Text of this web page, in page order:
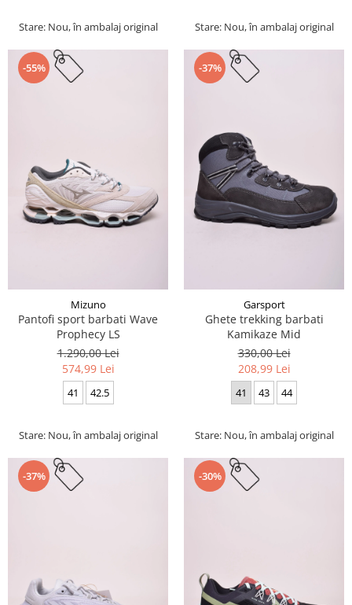
Stare: Nou, în ambalaj original Stare: Nou, în ambalaj original
-55%
Mizuno
Pantofi sport barbati Wave
Prophecy LS
1.290,00 Lei
574,99 Lei
41 42.5
Stare: Nou, în ambalaj original
-37%
Garsport
Ghete trekking barbati
Kamikaze Mid
330,00 Lei
208,99 Lei
41 43 44
Stare: Nou, în ambalaj original
-37% -30%